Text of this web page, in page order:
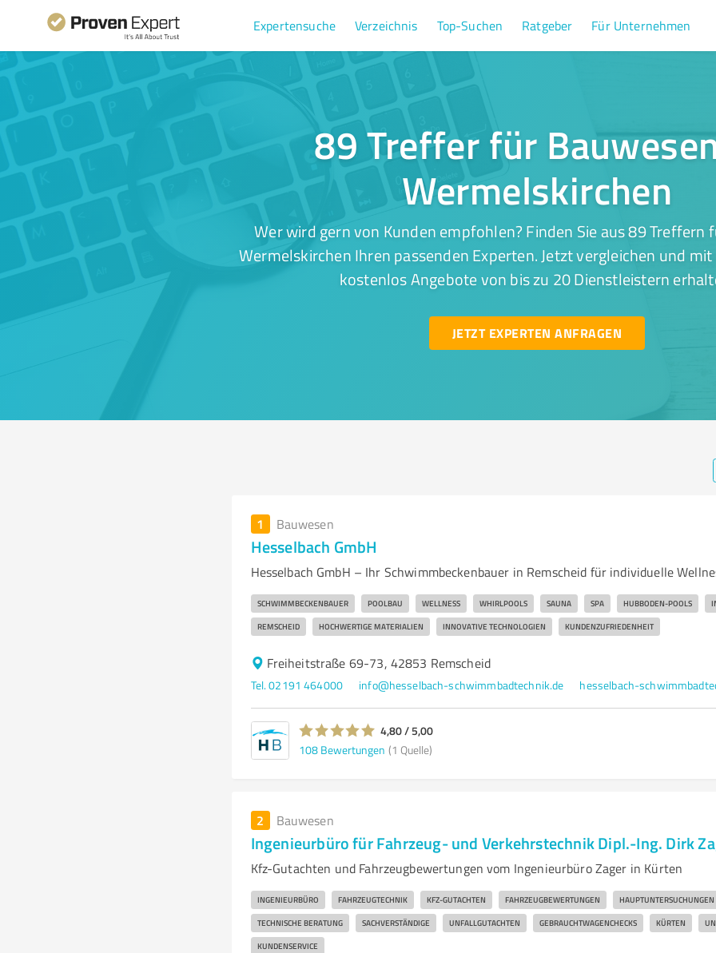
Expertensuche Verzeichnis Top-Suchen Ratgeber Für Unternehmen
89 Treffer für
Wermelskirchen
Wer wird gern von Kunden empfohlen? Finden Sie aus 89 Treffern
Wermelskirchen Ihren passenden Experten. Jetzt vergleichen und
kostenlos Angebote von bis zu 20 Dienstleistern
JETZT EXPERTEN ANFRAGEN
1 Bauwesen
Hesselbach GmbH
Hesselbach GmbH – Ihr Schwimmbeckenbauer in Remscheid für individuelle
SCHWIMMBECKENBAUER POOLBAU WELLNESS WHIRLPOOLS SAUNA SPA HUBBODEN-POOLS
REMSCHEID HOCHWERTIGE MATERIALIEN INNOVATIVE TECHNOLOGIEN KUNDENZUFRIEDENHEIT
Freiheitstraße 69-73, 42853 Remscheid
Tel. 02191 464000 info@hesselbach-schwimmbadtechnik.de hesselbach-
4,80 / 5,00
108 Bewertungen (1 Quelle)
2 Bauwesen
Ingenieurbüro für Fahrzeug- und Verkehrstechnik Dipl.-Ing. Dirk
Kfz-Gutachten und Fahrzeugbewertungen vom Ingenieurbüro Zager in Kürten
INGENIEURBÜRO FAHRZEUGTECHNIK KFZ-GUTACHTEN FAHRZEUGBEWERTUNGEN HAUPTUNTERSUCHUNGEN
TECHNISCHE BERATUNG SACHVERSTÄNDIGE UNFALLGUTACHTEN GEBRAUCHTWAGENCHECKS KÜRTEN
KUNDENSERVICE